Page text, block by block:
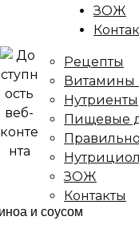
ЗОЖ
Рецепты
Витамины
Нутриенты
Пищевые
ЗОЖ
Контакты